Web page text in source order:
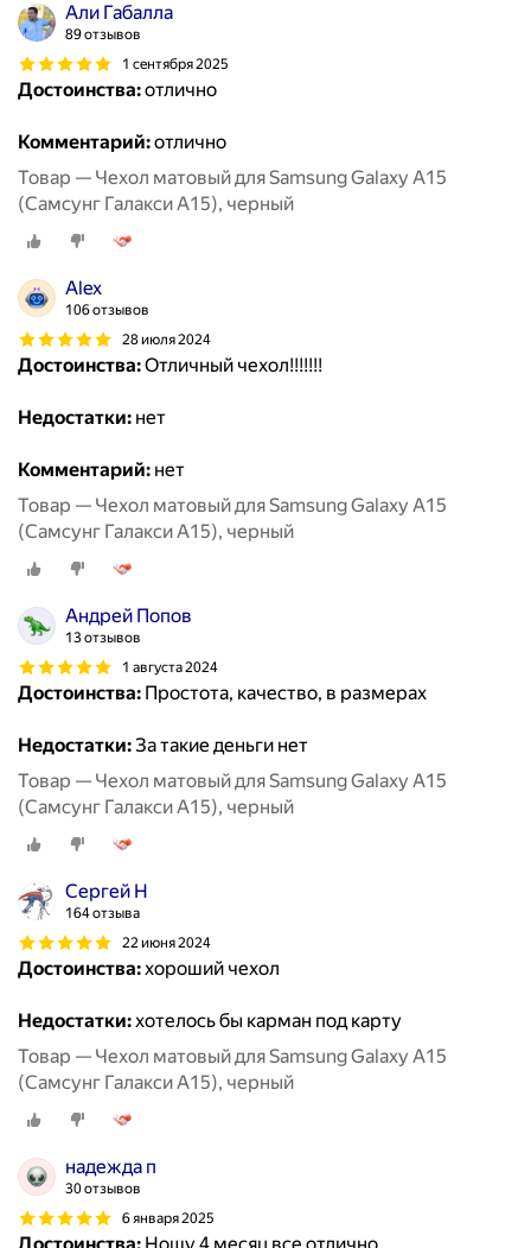
Али Габалла
89 отзывов
1 сентября 2025
Достоинства:отлично
Комментарий:отлично
Товар — Чехол матовый для Samsung Galaxy A15
(Самсунг Галакси А15), черный
Alex
106 отзывов
28 июля 2024
Достоинства:Отличный чехол!!!!!!!
Недостатки: нет
Комментарий: нет
Товар — Чехол матовый для Samsung Galaxy A15
(Самсунг Галакси А15), черный
Андрей Попов
13 отзывов
1 августа 2024
Достоинства: Простота, качество, в размерах
Недостатки:За такие деньги нет
Товар — Чехол матовый для Samsung Galaxy A15
(Самсунг Галакси А15), черный
Сергей Н
164 отзыва
22 июня 2024
Достоинства:хороший чехол
Недостатки:хотелось бы карман под карту
Товар — Чехол матовый для Samsung Galaxy A15
(Самсунг Галакси А15), черный
надежда п
30 отзывов
6 января 2025